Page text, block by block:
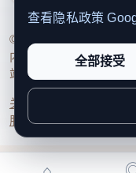
© 2026 新欧洲·欧洲头
内容透明度、联系方式
站点完整度。
关于我们 编辑
服务条款联系我们
查看隐私政策
全部接受